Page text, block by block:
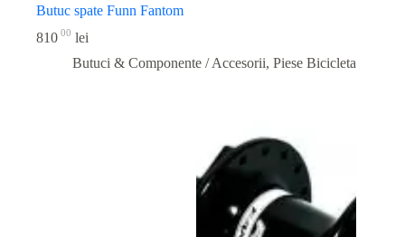
Butuc spate Funn Fantom
810 00 lei
Butuci & Componente / Accesorii, Piese Bicicleta